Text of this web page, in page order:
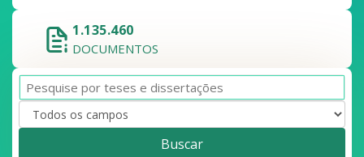
1.135.460
DOCUMENTOS
Buscar